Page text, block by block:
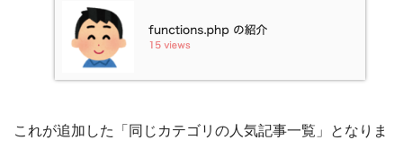
これが追加した「同じカテゴリの人気記事一覧」となりま